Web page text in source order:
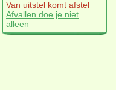
Van uitstel komt afstel
Afvallen doe je niet
alleen